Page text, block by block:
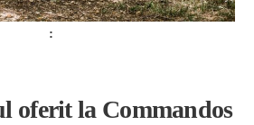
oferit la Commandos